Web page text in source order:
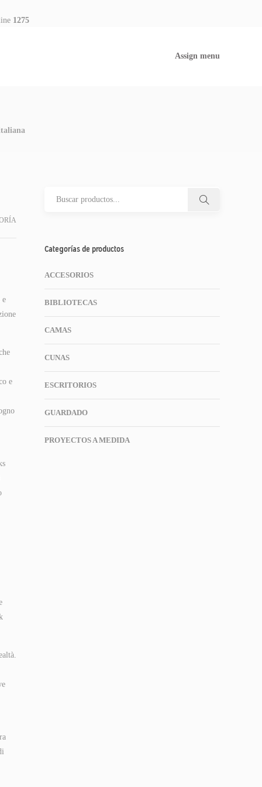
1275
Assign menu
e
e
Categorías de productos
ACCESORIOS
BIBLIOTECAS
CAMAS
CUNAS
ESCRITORIOS
GUARDADO
PROYECTOS A MEDIDA